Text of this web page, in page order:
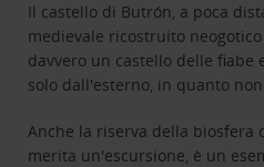
Il castello di Butrón, a poca
medievale ricostruito
davvero un castello delle fiabe
solo dall'esterno, in quanto
Anche la riserva della biosfera
merita un'escursione, è un